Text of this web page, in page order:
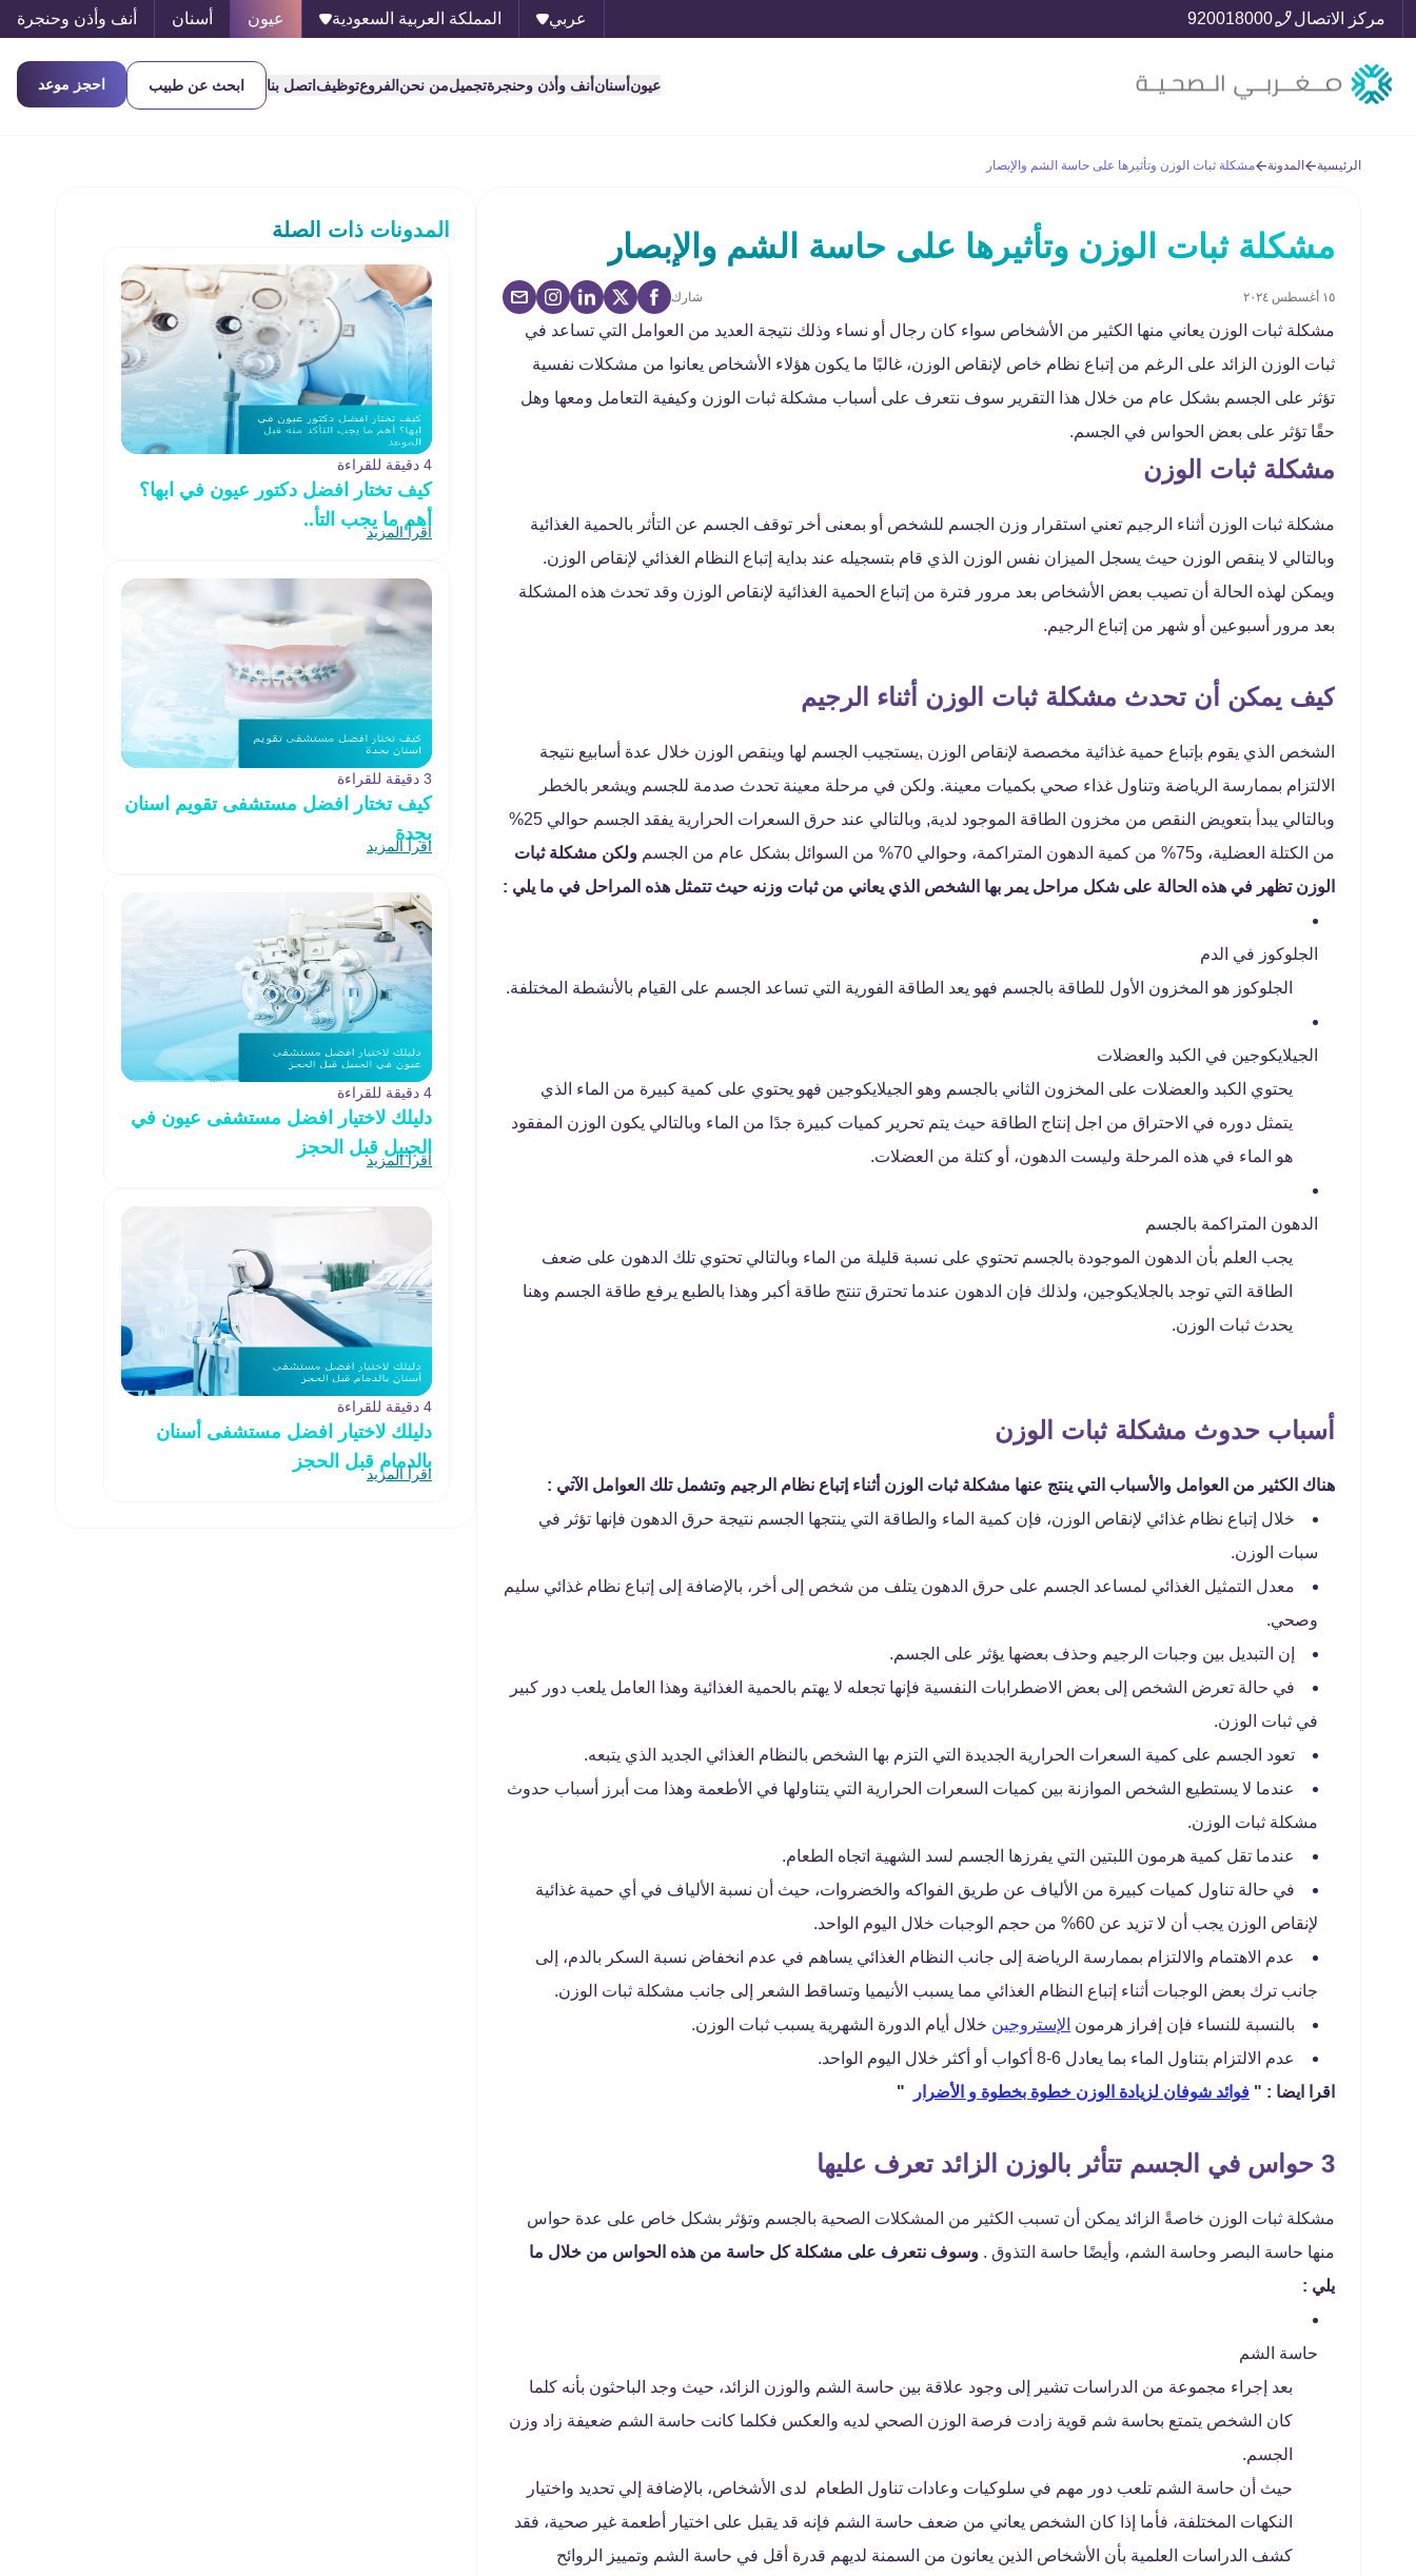
مركز الاتصال 920018000 عربي المملكة العربية السعودية عيون أسنان أنف وأذن وحنجرة
عيون أسنان أنف وأذن وحنجرةتجميلمن نحن الفروعتوظيف اتصل بنا ابحث عن طبيب احجز موعد
الرئيسية المدونة مشكلة ثبات الوزن وتأثيرها على حاسة الشم والإبصار
مشكلة ثبات الوزن وتأثيرها على حاسة الشم والإبصار
١٥ أغسطس ٢٠٢٤ شارك
مشكلة ثبات الوزن يعاني منها الكثير من الأشخاص سواء كان رجال أو نساء وذلك نتيجة العديد من العوامل التي تساعد في
ثبات الوزن الزائد على الرغم من إتباع نظام خاص لإنقاص الوزن، غالبًا ما يكون هؤلاء الأشخاص يعانوا من مشكلات نفسية
تؤثر على الجسم بشكل عام من خلال هذا التقرير سوف نتعرف على أسباب مشكلة ثبات الوزن وكيفية التعامل ومعها وهل
حقًا تؤثر على بعض الحواس في الجسم.
مشكلة ثبات الوزن
مشكلة ثبات الوزن أثناء الرجيم تعني استقرار وزن الجسم للشخص أو بمعنى أخر توقف الجسم عن التأثر بالحمية الغذائية
وبالتالي لا ينقص الوزن حيث يسجل الميزان نفس الوزن الذي قام بتسجيله عند بداية إتباع النظام الغذائي لإنقاص الوزن.
ويمكن لهذه الحالة أن تصيب بعض الأشخاص بعد مرور فترة من إتباع الحمية الغذائية لإنقاص الوزن وقد تحدث هذه المشكلة
بعد مرور أسبوعين أو شهر من إتباع الرجيم.
كيف يمكن أن تحدث مشكلة ثبات الوزن أثناء الرجيم
الشخص الذي يقوم بإتباع حمية غذائية مخصصة لإنقاص الوزن ,يستجيب الجسم لها وينقص الوزن خلال عدة أسابيع نتيجة
الالتزام بممارسة الرياضة وتناول غذاء صحي بكميات معينة. ولكن في مرحلة معينة تحدث صدمة للجسم ويشعر بالخطر
وبالتالي يبدأ بتعويض النقص من مخزون الطاقة الموجود لدية, وبالتالي عند حرق السعرات الحرارية يفقد الجسم حوالي 25%
من الكتلة العضلية، و75% من كمية الدهون المتراكمة، وحوالي 70% من السوائل بشكل عام من الجسم
ولكن مشكلة ثبات
الوزن تظهر في هذه الحالة على شكل مراحل يمر بها الشخص الذي يعاني من ثبات وزنه حيث تتمثل هذه المراحل في ما يلي :
الجلوكوز في الدم
الجلوكوز هو المخزون الأول للطاقة بالجسم فهو يعد الطاقة الفورية التي تساعد الجسم على القيام بالأنشطة المختلفة.
الجيلايكوجين في الكبد والعضلات
يحتوي الكبد والعضلات على المخزون الثاني بالجسم وهو الجيلايكوجين فهو يحتوي على كمية كبيرة من الماء الذي
يتمثل دوره في الاحتراق من اجل إنتاج الطاقة حيث يتم تحرير كميات كبيرة جدًا من الماء وبالتالي يكون الوزن المفقود
هو الماء في هذه المرحلة وليست الدهون، أو كتلة من العضلات.
الدهون المتراكمة بالجسم
يجب العلم بأن الدهون الموجودة بالجسم تحتوي على نسبة قليلة من الماء وبالتالي تحتوي تلك الدهون على ضعف
الطاقة التي توجد بالجلايكوجين، ولذلك فإن الدهون عندما تحترق تنتج طاقة أكبر وهذا بالطبع يرفع طاقة الجسم وهنا
يحدث ثبات الوزن.
أسباب حدوث مشكلة ثبات الوزن
هناك الكثير من العوامل والأسباب التي ينتج عنها مشكلة ثبات الوزن أثناء إتباع نظام الرجيم وتشمل تلك العوامل الآتي :
خلال إتباع نظام غذائي لإنقاص الوزن، فإن كمية الماء والطاقة التي ينتجها الجسم نتيجة حرق الدهون فإنها تؤثر في
سبات الوزن.
معدل التمثيل الغذائي لمساعد الجسم على حرق الدهون يتلف من شخص إلى أخر، بالإضافة إلى إتباع نظام غذائي سليم
وصحي.
إن التبديل بين وجبات الرجيم وحذف بعضها يؤثر على الجسم.
في حالة تعرض الشخص إلى بعض الاضطرابات النفسية فإنها تجعله لا يهتم بالحمية الغذائية وهذا العامل يلعب دور كبير
في ثبات الوزن.
تعود الجسم على كمية السعرات الحرارية الجديدة التي التزم بها الشخص بالنظام الغذائي الجديد الذي يتبعه.
عندما لا يستطيع الشخص الموازنة بين كميات السعرات الحرارية التي يتناولها في الأطعمة وهذا مت أبرز أسباب حدوث
مشكلة ثبات الوزن.
عندما تقل كمية هرمون اللبتين التي يفرزها الجسم لسد الشهية اتجاه الطعام.
في حالة تناول كميات كبيرة من الألياف عن طريق الفواكه والخضروات، حيث أن نسبة الألياف في أي حمية غذائية
لإنقاص الوزن يجب أن لا تزيد عن 60% من حجم الوجبات خلال اليوم الواحد.
عدم الاهتمام والالتزام بممارسة الرياضة إلى جانب النظام الغذائي يساهم في عدم انخفاض نسبة السكر بالدم، إلى
جانب ترك بعض الوجبات أثناء إتباع النظام الغذائي مما يسبب الأنيميا وتساقط الشعر إلى جانب مشكلة ثبات الوزن.
بالنسبة للنساء فإن إفراز هرمون الإستروجين خلال أيام الدورة الشهرية يسبب ثبات الوزن.
عدم الالتزام بتناول الماء بما يعادل 6-8 أكواب أو أكثر خلال اليوم الواحد.
اقرا ايضا : " فوائد شوفان لزيادة الوزن خطوة بخطوة و الأضرار "
3 حواس في الجسم تتأثر بالوزن الزائد تعرف عليها
مشكلة ثبات الوزن خاصةً الزائد يمكن أن تسبب الكثير من المشكلات الصحية بالجسم وتؤثر بشكل خاص على عدة حواس
منها حاسة البصر وحاسة الشم، وأيضًا حاسة التذوق . وسوف نتعرف على مشكلة كل حاسة من هذه الحواس من خلال ما
يلي :
حاسة الشم
بعد إجراء مجموعة من الدراسات تشير إلى وجود علاقة بين حاسة الشم والوزن الزائد، حيث وجد الباحثون بأنه كلما
كان الشخص يتمتع بحاسة شم قوية زادت فرصة الوزن الصحي لديه والعكس فكلما كانت حاسة الشم ضعيفة زاد وزن
الجسم.
حيث أن حاسة الشم تلعب دور مهم في سلوكيات وعادات تناول الطعام لدى الأشخاص، بالإضافة إلي تحديد واختيار
النكهات المختلفة، فأما إذا كان الشخص يعاني من ضعف حاسة الشم فإنه قد يقبل على اختيار أطعمة غير صحية، فقد
كشف الدراسات العلمية بأن الأشخاص الذين يعانون من السمنة لديهم قدرة أقل في حاسة الشم وتمييز الروائح
المدونات ذات الصلة
4 دقيقة للقراءة
كيف تختار افضل دكتور عيون في ابها؟
أهم ما يجب التأ..
اقرأ المزيد
3 دقيقة للقراءة
كيف تختار افضل مستشفى تقويم اسنان
بجدة
اقرأ المزيد
4 دقيقة للقراءة
دليلك لاختيار افضل مستشفى عيون في
الجبيل قبل الحجز
اقرأ المزيد
4 دقيقة للقراءة
دليلك لاختيار افضل مستشفى أسنان
بالدمام قبل الحجز
اقرأ المزيد